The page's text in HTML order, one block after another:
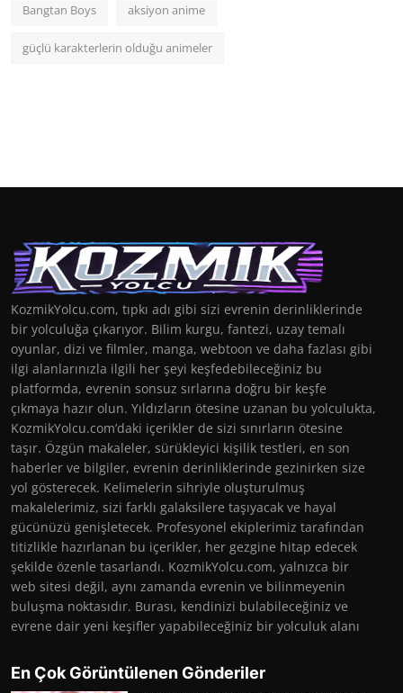
Bangtan Boys aksiyon anime
güçlü karakterlerin olduğu animeler
KozmikYolcu.com, tıpkı adı gibi sizi evrenin derinliklerinde
bir yolculuğa çıkarıyor. Bilim kurgu, fantezi, uzay temalı
oyunlar, dizi ve filmler, manga, webtoon ve daha fazlası gibi
ilgi alanlarınızla ilgili her şeyi keşfedebileceğiniz bu
platformda, evrenin sonsuz sırlarına doğru bir keşfe
çıkmaya hazır olun. Yıldızların ötesine uzanan bu yolculukta,
KozmikYolcu.com’daki içerikler de sizi sınırların ötesine
taşır. Özgün makaleler, sürükleyici kişilik testleri, en son
haberler ve bilgiler, evrenin derinliklerinde gezinirken size
yol gösterecek. Kelimelerin sihriyle oluşturulmuş
makalelerimiz, sizi farklı galaksilere taşıyacak ve hayal
gücünüzü genişletecek. Profesyonel ekiplerimiz tarafından
titizlikle hazırlanan bu içerikler, her gezgine hitap edecek
şekilde özenle tasarlandı. KozmikYolcu.com, yalnızca bir
web sitesi değil, aynı zamanda evrenin ve bilinmeyenin
buluşma noktasıdır. Burası, kendinizi bulabileceğiniz ve
evrene dair yeni keşifler yapabileceğiniz bir yolculuk alanı
En Çok Görüntülenen Gönderiler